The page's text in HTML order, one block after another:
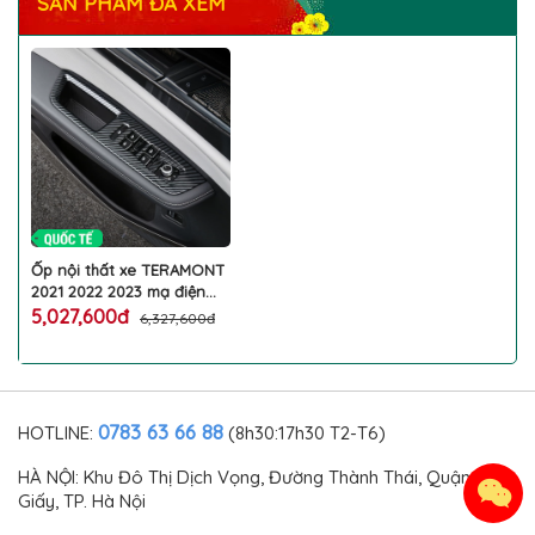
Ốp nội thất xe TERAMONT
2021 2022 2023 mạ điện
vân carbon đen bóng làm
5,027,600đ 6,327,600đ
HOTLINE: 0783 63 66 88 (8h30:17h30 T2-T6)
HÀ NỘI: Khu Đô Thị Dịch Vọng, Đường Thành Thái, Quận Cầu
Giấy, TP. Hà Nội